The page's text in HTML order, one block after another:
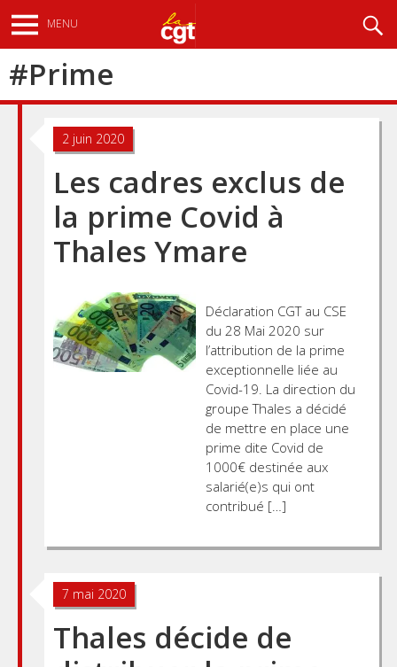
au
contenu
principal
MENU
#Prime
2 juin 2020
Les cadres exclus de
la prime Covid à
Thales Ymare
Déclaration CGT au CSE
du 28 Mai 2020 sur
l’attribution de la prime
exceptionnelle liée au
Covid-19. La direction du
groupe Thales a décidé
de mettre en place une
prime dite Covid de
1000€ destinée aux
salarié(e)s qui ont
contribué […]
7 mai 2020
Thales décide de